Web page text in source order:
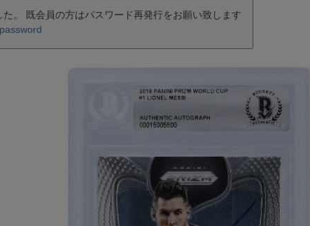
。 既会員の方はパスワード再発行をお願い致します